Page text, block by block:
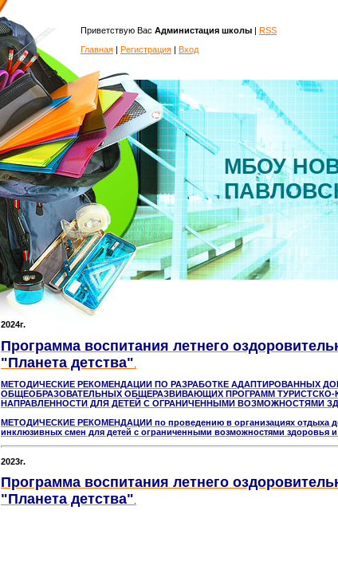
Приветствую Вас Администация школы | RSS
Главная | Регистрация | Вход
МБОУ
2024г.
Программа воспитания летнего
"Планета детства"
МЕТОДИЧЕСКИЕ РЕКОМЕНДАЦИИ ПО РАЗРАБОТКЕ АДАПТИРОВАННЫХ
ОБЩЕОБРАЗОВАТЕЛЬНЫХ ОБЩЕРАЗВИВАЮЩИХ ПРОГРАММ ТУРИСТСКО-
НАПРАВЛЕННОСТИ ДЛЯ ДЕТЕЙ С ОГРАНИЧЕННЫМИ ВОЗМОЖНОСТЯМИ
МЕТОДИЧЕСКИЕ РЕКОМЕНДАЦИИ по проведению в организациях отдыха
инклюзивных смен для детей с ограниченными возможностями здоровья
2023г.
Программа воспитания летнего
"Планета детства"